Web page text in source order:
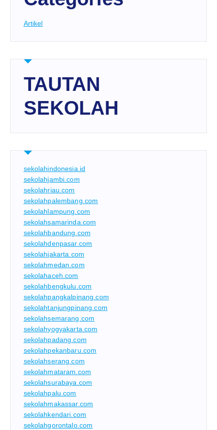
Artikel
TAUTAN
SEKOLAH
sekolahindonesia.id
sekolahjambi.com
sekolahriau.com
sekolahpalembang.com
sekolahlampung.com
sekolahsamarinda.com
sekolahbandung.com
sekolahdenpasar.com
sekolahjakarta.com
sekolahmedan.com
sekolahaceh.com
sekolahbengkulu.com
sekolahpangkalpinang.com
sekolahtanjungpinang.com
sekolahsemarang.com
sekolahyogyakarta.com
sekolahpadang.com
sekolahpekanbaru.com
sekolahserang.com
sekolahmataram.com
sekolahsurabaya.com
sekolahpalu.com
sekolahmakassar.com
sekolahkendari.com
sekolahgorontalo.com